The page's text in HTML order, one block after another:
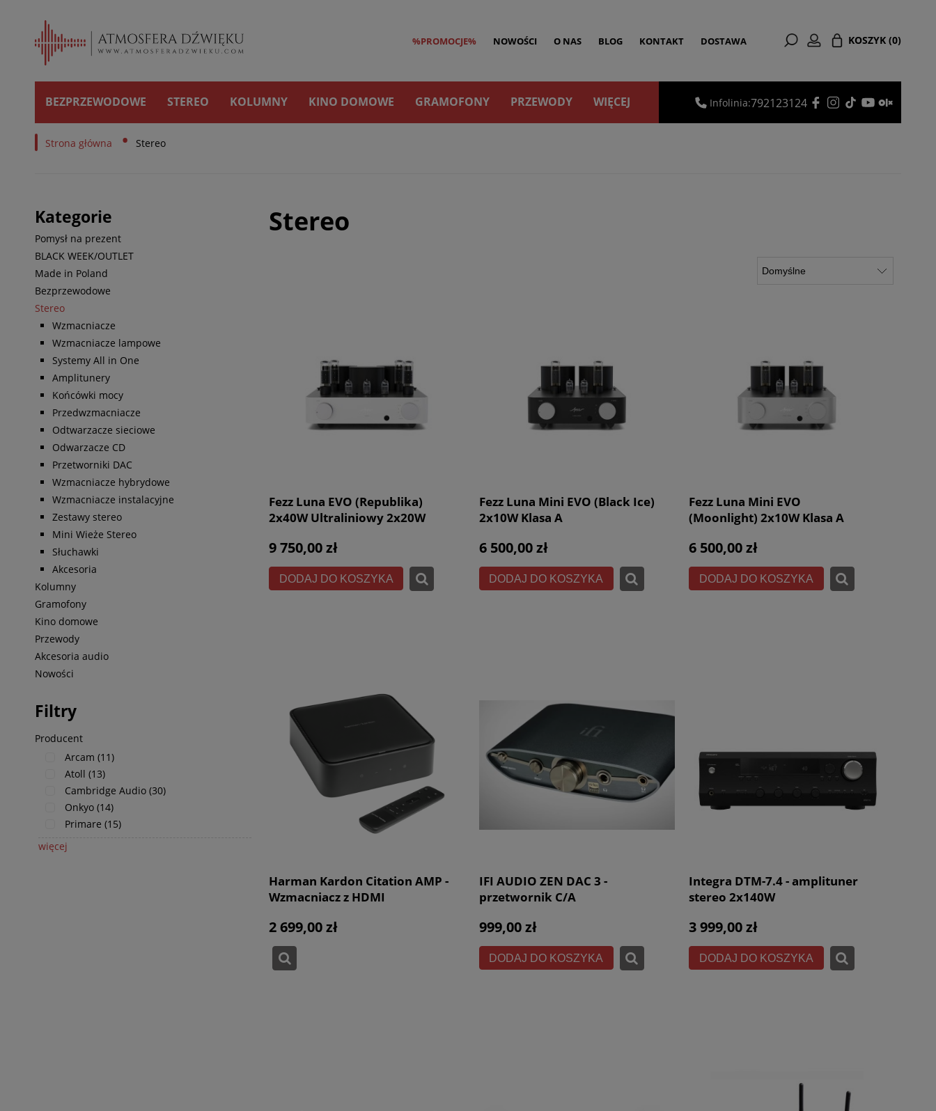
KOSZYK (0)
%PROMOCJE% NOWOŚCI O NAS BLOG KONTAKT DOSTAWA
BEZPRZEWODOWE STEREO KOLUMNY KINO DOMOWE GRAMOFONY PRZEWODY WIĘCEJ Infolinia:792123124
Strona główna • Stereo
Kategorie
Pomysł na prezent
BLACK WEEK/OUTLET
Made in Poland
Bezprzewodowe
Stereo
Wzmacniacze
Wzmacniacze lampowe
Systemy All in One
Amplitunery
Końcówki mocy
Przedwzmacniacze
Odtwarzacze sieciowe
Odwarzacze CD
Przetworniki DAC
Wzmacniacze hybrydowe
Wzmacniacze instalacyjne
Zestawy stereo
Mini Wieże Stereo
Słuchawki
Akcesoria
Kolumny
Gramofony
Kino domowe
Przewody
Akcesoria audio
Nowości
Filtry
Producent
Arcam (11)
Atoll (13)
Cambridge Audio (30)
Onkyo (14)
Primare (15)
więcej
Stereo
Fezz Luna EVO (Republika)
2x40W Ultraliniowy 2x20W
9 750,00 zł
DODAJ DO KOSZYKA
Fezz Luna Mini EVO (Black Ice)
2x10W Klasa A
6 500,00 zł
DODAJ DO KOSZYKA
Fezz Luna Mini EVO
(Moonlight) 2x10W Klasa A
6 500,00 zł
DODAJ DO KOSZYKA
Harman Kardon Citation AMP -
Wzmacniacz z HDMI
2 699,00 zł
IFI AUDIO ZEN DAC 3 -
przetwornik C/A
999,00 zł
DODAJ DO KOSZYKA
Integra DTM-7.4 - amplituner
stereo 2x140W
3 999,00 zł
DODAJ DO KOSZYKA